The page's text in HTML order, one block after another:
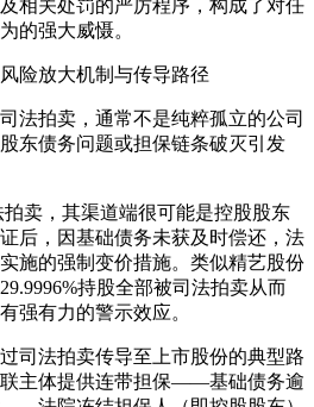
相关处罚的严厉程序，构成了对任
的强大威慑。
险放大机制与传导路径
法拍卖，通常不是纯粹孤立的公司
东债务问题或担保链条破灭引发
卖，其渠道端很可能是控股股东
后，因基础债务未获及时偿还，法
施的强制变价措施。类似精艺股份
持股全部被司法拍卖从而
强有力的警示效应。
司法拍卖传导至上市股份的典型路
主体提供连带担保——基础债务逾